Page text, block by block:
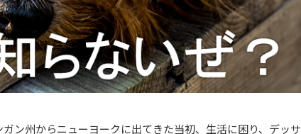
ン州からニューヨークに出てきた当初、生活に困り、デッサ